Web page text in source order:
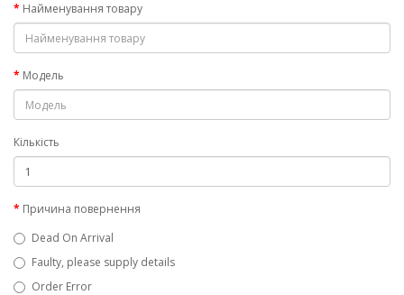
Найменування товару
Модель
Кількість
Причина повернення
Dead On Arrival
Faulty, please supply details
Order Error